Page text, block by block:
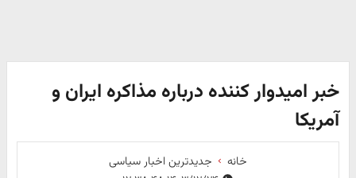
خبر امیدوار کننده درباره مذاکره ایران و
آمریکا
خانه
جدیدترین اخبار سیاسی